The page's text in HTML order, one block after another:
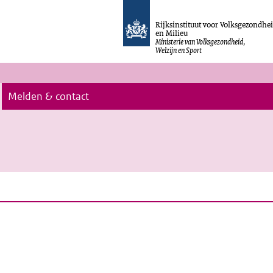
Rijksinstituut voor
en Milieu
Ministerie van Volksgezondheid,
Welzijn en Sport
Melden & contact